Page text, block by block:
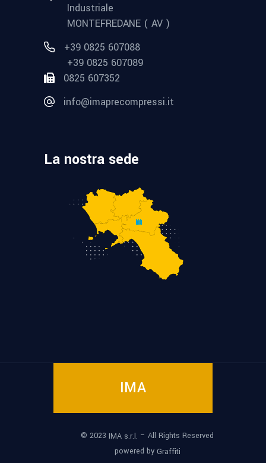
Industriale
MONTEFREDANE ( AV )
+39 0825 607088
+39 0825 607089
0825 607352
info@imaprecompressi.it
La nostra sede
IMA
© 2023 IMA s.r.l. – All Rights Reserved
powered by Graffiti